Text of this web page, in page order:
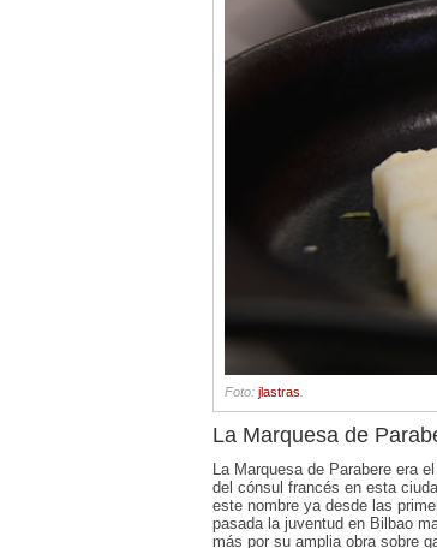
Foto: jlastras
La Marquesa de
La Marquesa de Parabere era
del cónsul francés en esta
este nombre ya desde las
pasada la juventud en Bilbao
más por su amplia obra sobre